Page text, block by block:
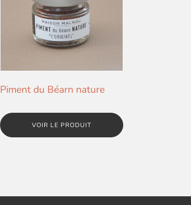
Piment du Béarn nature
VOIR LE PRODUIT